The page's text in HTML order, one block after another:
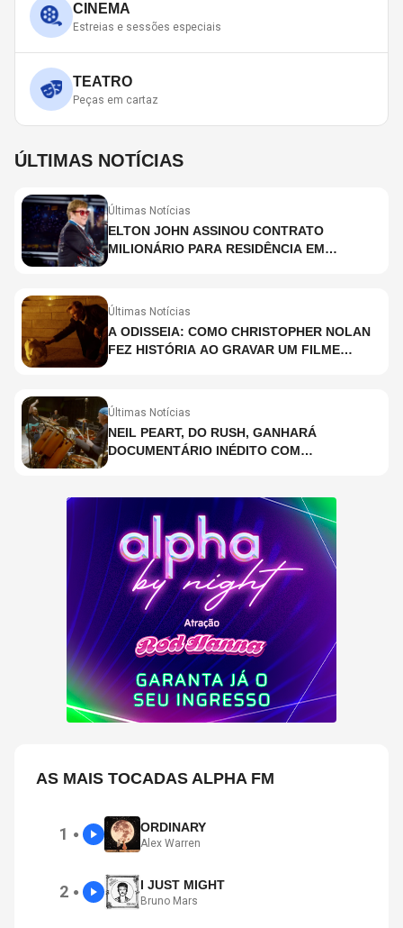
CINEMA
Estreias e sessões especiais
TEATRO
Peças em cartaz
ÚLTIMAS NOTÍCIAS
Últimas Notícias
ELTON JOHN ASSINOU CONTRATO
MILIONÁRIO PARA RESIDÊNCIA EM
Últimas Notícias
A ODISSEIA: COMO CHRISTOPHER NOLAN
FEZ HISTÓRIA AO GRAVAR UM FILME
Últimas Notícias
NEIL PEART, DO RUSH, GANHARÁ
DOCUMENTÁRIO INÉDITO COM
AS MAIS TOCADAS ALPHA FM
1 ● ORDINARY
Alex Warren
2 ● I JUST MIGHT
Bruno Mars